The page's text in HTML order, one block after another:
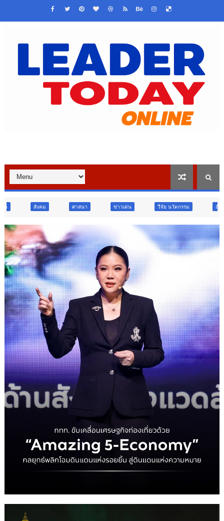
วืจัย นวัตกรรม สังคม